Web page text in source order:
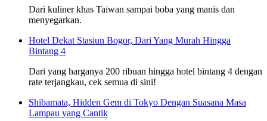
Dari kuliner khas Taiwan sampai boba yang manis dan
menyegarkan.
Hotel Dekat Stasiun Bogor, Dari Yang Murah Hingga
Bintang 4
Dari yang harganya 200 ribuan hingga hotel bintang 4 dengan
rate terjangkau, cek semua di sini!
Shibamata, Hidden Gem di Tokyo Dengan Suasana Masa
Lampau yang Cantik